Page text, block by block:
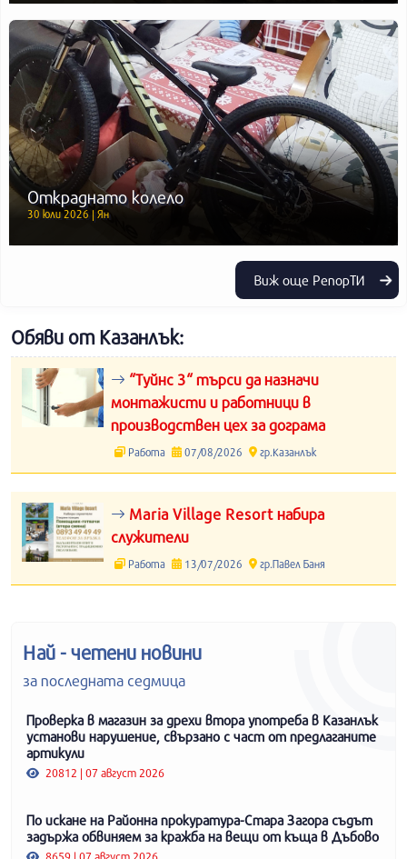
Откраднато колело
30 юли 2026 | Ян
Виж още РепорТИ
Обяви от Казанлък:
“Туйнс 3“ търси да назначи
монтажисти и работници в
производствен цех за дограма
Работа 07/08/2026 гр.Казанлък
Maria Village Resort набира
служители
Работа 13/07/2026 гр.Павел Баня
Най - четени новини
за последната седмица
Проверка в магазин за дрехи втора употреба в Казанлък
установи нарушение, свързано с част от предлаганите
артикули
20812 | 07 август 2026
По искане на Районна прокуратура-Стара Загора съдът
задържа обвиняем за кражба на вещи от къща в Дъбово